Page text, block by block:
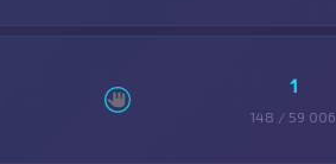
1
148 / 59 006